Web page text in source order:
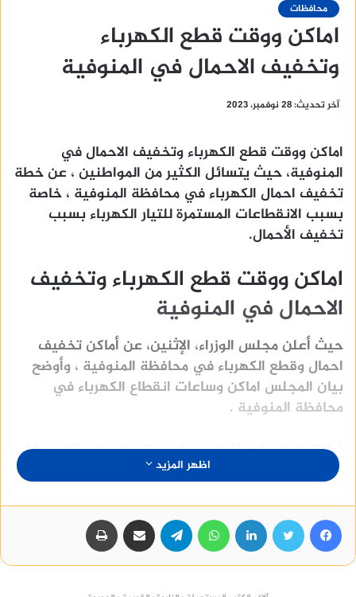
محافظات
اماكن ووقت قطع الكهرباء
وتخفيف الاحمال في المنوفية
آخر تحديث: 28 نوفمبر، 2023
اماكن ووقت قطع الكهرباء وتخفيف الاحمال في
المنوفية، حيث يتسائل الكثير من المواطنين ، عن خطة
تخفيف احمال الكهرباء في محافظة المنوفية ، خاصة
بسبب الانقطاعات المستمرة للتيار الكهرباء بسبب
تخفيف الأحمال.
اماكن ووقت قطع الكهرباء وتخفيف
الاحمال في المنوفية
حيث أعلن مجلس الوزراء، الإثنين، عن أماكن تخفيف
احمال وقطع الكهرباء في محافظة المنوفية ، وأوضح
بيان المجلس اماكن وساعات انقطاع الكهرباء في
محافظة المنوفية .
اماكن قطع الكهرباء وتخفيف الاحمال
في المنوفية
وأعلن مجلس الوزراء، عن خطة تخفيف احمال الكهرباء،
تم تنفيذها بدءا من الساعة الثانية عشرة ظهر الثلاثاء،
فى محافظة المنوفية ، بعد التنسيق بين وزارتي
اظهر المزيد